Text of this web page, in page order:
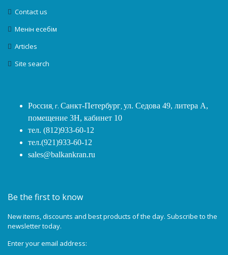
Contact us
Менін есебім
Articles
Site search
Россия, г. Санкт-Петербург,ул. Седова 49, литера А,
помещение 3Н, кабинет 10
тел. (812)933-60-12
тел.(921)933-60-12
sales@balkankran.ru
Be the first to know
New items, discounts and best products of the day. Subscribe to the
newsletter today.
Enter your email address: